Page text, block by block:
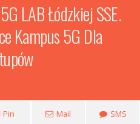
LAB Łódzkiej SSE.
Kampus 5G Dla
Pin Mail SMS